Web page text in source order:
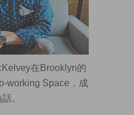
在Brooklyn的
working Space，成
。